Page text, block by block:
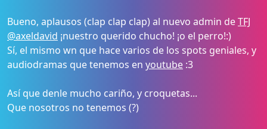
Bueno, aplausos (clap clap clap) al nuevo admin deTFJ
@axeldavid ¡nuestro querido chucho! ¡o el perro!:)
Sí, el mismo wn que hace varios de los spots geniales, y
audiodramas que tenemos en youtube :3
Así que denle mucho cariño, y croquetas...
Que nosotros no tenemos (?)